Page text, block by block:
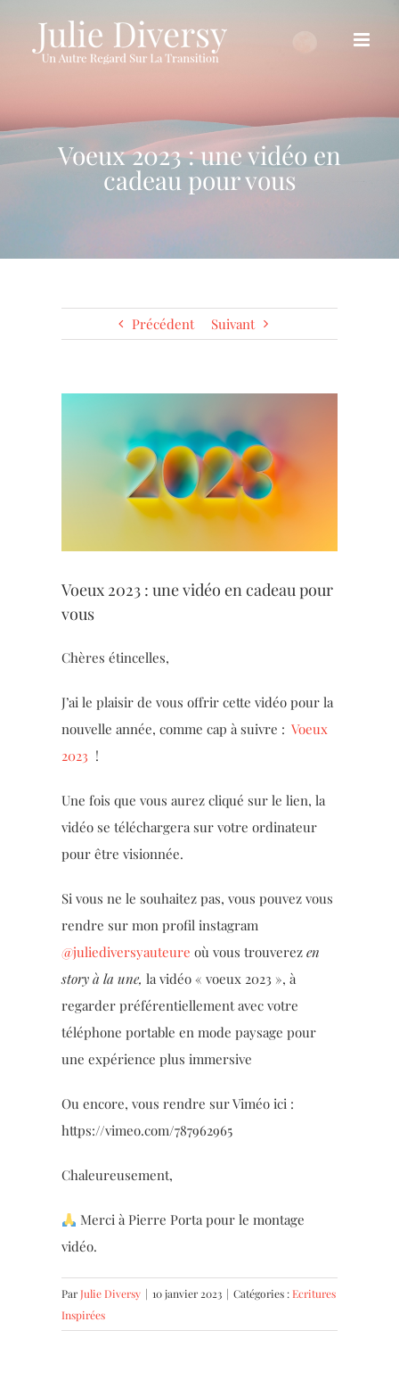
contenu
Voeux 2023 : une vidéo en
cadeau pour vous
Précédent Suivant
Voeux 2023 : une vidéo en cadeau pour
vous
Chères étincelles,
J’ai le plaisir de vous offrir cette vidéo pour la
nouvelle année, comme cap à suivre : Voeux
2023 !
Une fois que vous aurez cliqué sur le lien, la
vidéo se téléchargera sur votre ordinateur
pour être visionnée.
Si vous ne le souhaitez pas, vous pouvez vous
rendre sur mon profil instagram
@juliediversyauteure où vous trouverez en
story à la une, la vidéo « voeux 2023 », à
regarder préférentiellement avec votre
téléphone portable en mode paysage pour
une expérience plus immersive
Ou encore, vous rendre sur Viméo ici :
https://vimeo.com/787962965
Chaleureusement,
Merci à Pierre Porta pour le montage
vidéo.
ParJulie Diversy | 10 janvier 2023 | Catégories :Ecritures
Inspirées